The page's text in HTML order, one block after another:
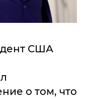
США
о том, что